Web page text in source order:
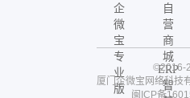
企
微
宝
专
业
版
自
营
商
城
ERP
智
©2016-
厦门企微宝网络科技
闽ICP备